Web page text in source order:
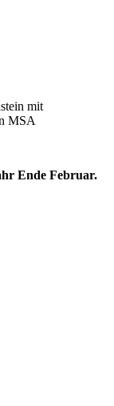
mit
MSA
Ende Februar.